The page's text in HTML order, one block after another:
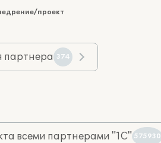
проект
партнера 374
всеми партнерами "1С" 575930